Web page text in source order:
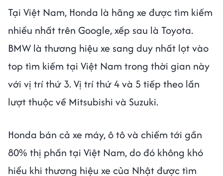
Tại Việt Nam, Honda là hãng xe được tìm kiếm
nhiều nhất trên Google, xếp sau là Toyota.
BMW là thương hiệu xe sang duy nhất lọt vào
top tìm kiếm tại Việt Nam trong thời gian này
với vị trí thứ 3. Vị trí thứ 4 và 5 tiếp theo lần
lượt thuộc về Mitsubishi và Suzuki.
Honda bán cả xe máy, ô tô và chiếm tới gần
80% thị phần tại Việt Nam, do đó không khó
hiểu khi thương hiệu xe của Nhật được tìm